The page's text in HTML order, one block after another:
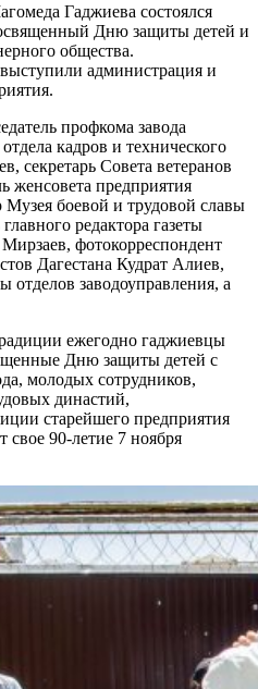
Гаджиева состоялся
Дню защиты детей и
общества.
администрация и
профкома завода
кадров и технического
секретарь Совета ветеранов
женсовета предприятия
боевой и трудовой славы
редактора газеты
фотокорреспондент
Дагестана Кудрат Алиев,
отделов заводоуправления, а
ежегодно гаджиевцы
Дню защиты детей с
молодых сотрудников,
династий,
старейшего предприятия
90-летие 7 ноября